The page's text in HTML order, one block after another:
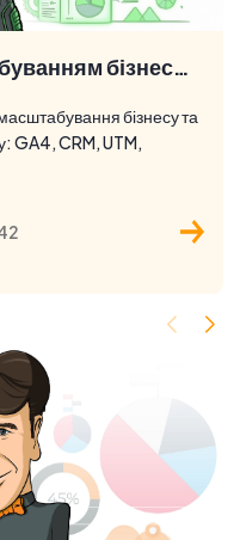
Аналітика перед масштабуванням бізнесу: що перевірити
бізнесу та
GA4, CRM, UTM,